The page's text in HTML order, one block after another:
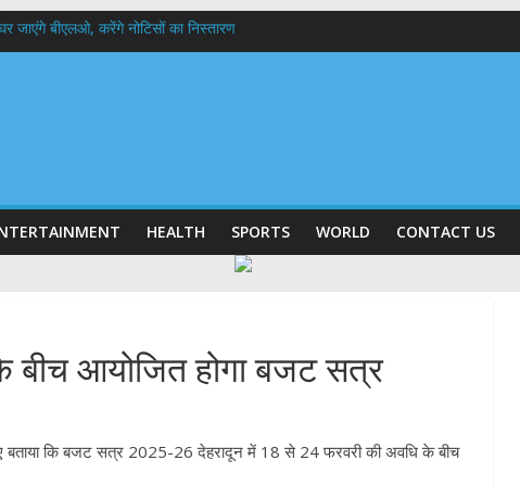
जाएंगे बीएलओ, करेंगे नोटिसों का निस्तारण
रहें अधिकारी-मुख्य सचिव मानसून-एसईओसी से मुख्य सचिव ने की विस्तृत समीक्षा कहा-बंद सड़कों
HEALTH SPORTS WORLD CONTACT US
आयोजित होगा बजट सत्र
बताया कि बजट सत्र 2025-26 देहरादून में 18 से 24 फरवरी की अवधि के बीच